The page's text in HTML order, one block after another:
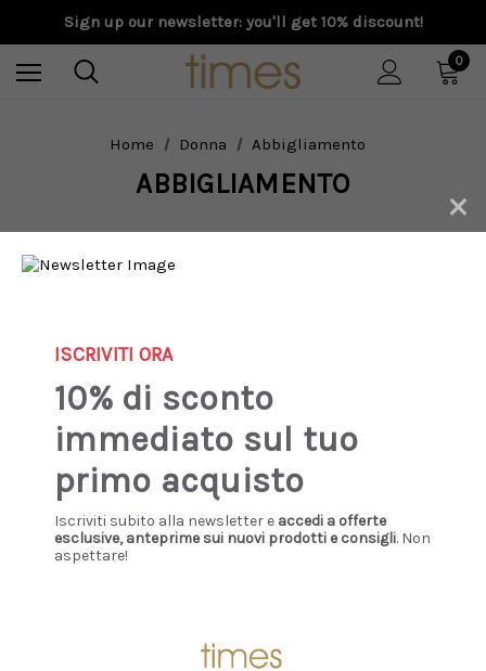
Sign up our newsletter: you'll get 10% discount!
0
Home Donna Abbigliamento
ABBIGLIAMENTO
burnout grigio
€95,00
×
ISCRIVITI ORA
10% di sconto
immediato sul tuo
primo acquisto
Iscriviti subito alla newsletter e accedi a offerte
esclusive, anteprime sui nuovi prodotti e consigli. Non
aspettare!